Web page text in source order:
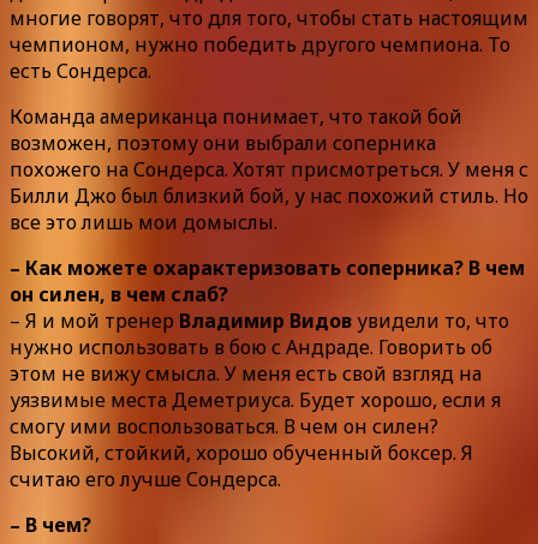
многие говорят, что для того, чтобы стать настоящим
чемпионом, нужно победить другого чемпиона. То
есть Сондерса.
Команда американца понимает, что такой бой
возможен, поэтому они выбрали соперника
похожего на Сондерса. Хотят присмотреться. У меня с
Билли Джо был близкий бой, у нас похожий стиль. Но
все это лишь мои домыслы.
– Как можете охарактеризовать соперника? В чем
он силен, в чем слаб?
– Я и мой тренер Владимир Видов увидели то, что
нужно использовать в бою с Андраде. Говорить об
этом не вижу смысла. У меня есть свой взгляд на
уязвимые места Деметриуса. Будет хорошо, если я
смогу ими воспользоваться. В чем он силен?
Высокий, стойкий, хорошо обученный боксер. Я
считаю его лучше Сондерса.
– В чем?